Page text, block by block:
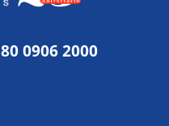
80 0906 2000